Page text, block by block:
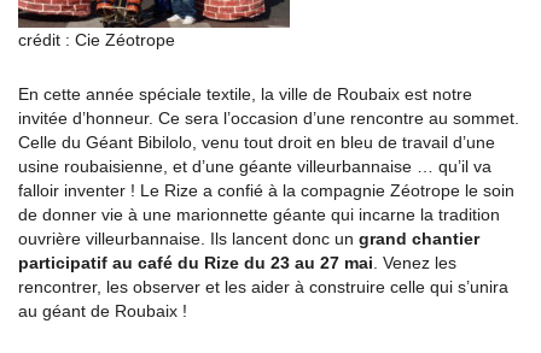
crédit : Cie Zéotrope
En cette année spéciale textile, la ville de Roubaix est notre
invitée d’honneur. Ce sera l’occasion d’une rencontre au sommet.
Celle du Géant Bibilolo, venu tout droit en bleu de travail d’une
usine roubaisienne, et d’une géante villeurbannaise … qu’il va
falloir inventer ! Le Rize a confié à la compagnie Zéotrope le soin
de donner vie à une marionnette géante qui incarne la tradition
ouvrière villeurbannaise. Ils lancent donc un grand chantier
participatif au café du Rize du 23 au 27 mai . Venez les
rencontrer, les observer et les aider à construire celle qui s’unira
au géant de Roubaix !